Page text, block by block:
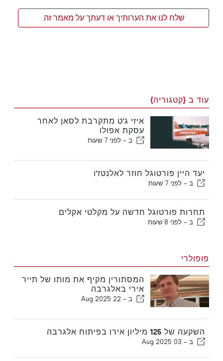
שלח לנו את הערותיך או דעתך על מאמר זה.
עוד ב {קטגוריה}
איזי ג'ט מתקרבת לסאן לאחר
עסקת אפולו
ב - לפני 7 שעות
יעד היין פורטוגל חוזר לאלנטז'ו
ב - לפני 7 שעות
תחרות פורטוגל חדשה על מקלטי אקלים
ב - לפני 8 שעות
פופולרי
המסתורין מקיף את מותו של תייר
אירי באלגרבה
ב - 22 Aug 2025
השקעה של 125 מיליון אירו בפיתוח אלגרבה
ב - 03 Aug 2025